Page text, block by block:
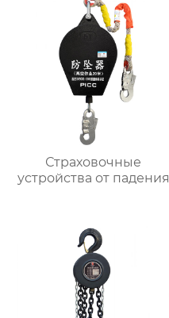
Страховочные
устройства от падения